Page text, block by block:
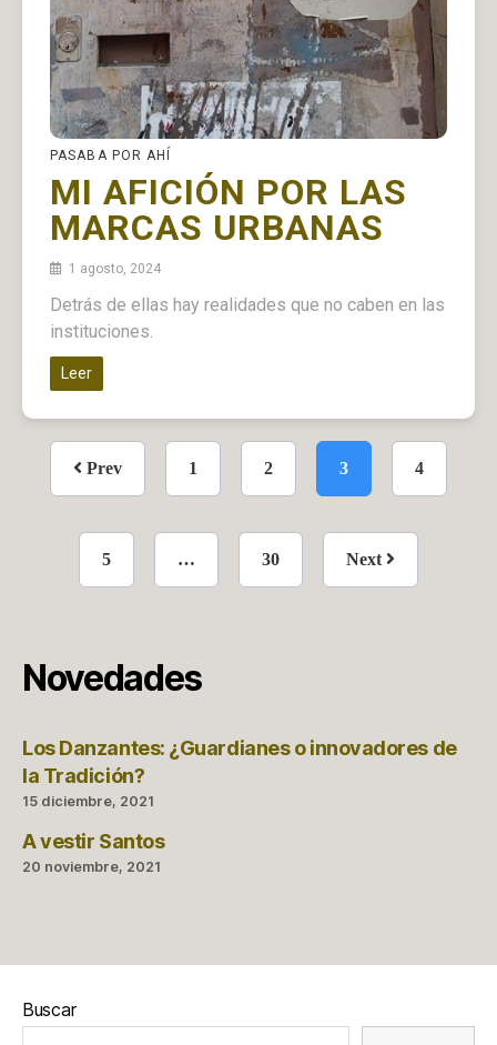
PASABA POR AHÍ
MI AFICIÓN POR LAS
MARCAS URBANAS
1 agosto, 2024
Detrás de ellas hay realidades que no caben en las
instituciones.
Leer
Prev 1 2 3 4
5 … 30 Next
Novedades
Los Danzantes: ¿Guardianes o innovadores de
la Tradición?
15 diciembre, 2021
A vestir Santos
20 noviembre, 2021
Buscar